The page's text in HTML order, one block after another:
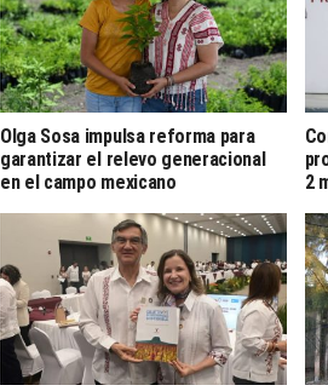
Olga Sosa impulsa reforma para
garantizar el relevo generacional
en el campo mexicano
2